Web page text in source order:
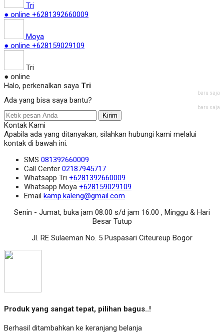
Tri
● online +6281392660009
Moya
● online +628159029109
Tri
● online
Halo, perkenalkan saya Tri
baru saja
Ada yang bisa saya bantu?
baru saja
Kirim
Kontak Kami
Apabila ada yang ditanyakan, silahkan hubungi kami melalui
kontak di bawah ini.
SMS 081392660009
Call Center 02187945717
Whatsapp Tri +6281392660009
Whatsapp Moya +628159029109
Email kamp.kaleng@gmail.com
Senin - Jumat, buka jam 08.00 s/d jam 16.00 , Minggu & Hari
Besar Tutup
Jl. RE Sulaeman No. 5 Puspasari Citeureup Bogor
Produk yang sangat tepat, pilihan bagus..!
Berhasil ditambahkan ke keranjang belanja